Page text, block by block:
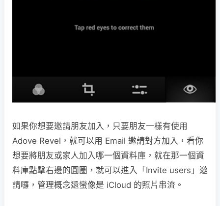
如果你想要邀請朋友加入，只要朋友一樣有使用
Adove Revel，就可以用 Email 邀請對方加入，看你
想要將朋友或家人加入哪一個資料庫，就在那一個資
料庫點擊右邊的圓圈，就可以進入「Invite users」邀
請囉，管理概念還蠻像是 iCloud 的照片串流。